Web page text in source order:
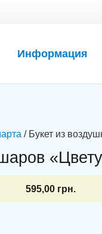
Информация
/ Букет из
595,00 грн.